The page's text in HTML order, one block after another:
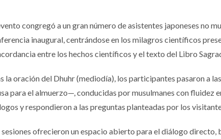
congregó a un gran número de asistentes japoneses no
inaugural, centrándose en los milagros científicos
entre los hechos científicos y el texto del Libro
la oración del Dhuhr (mediodía), los participantes pasaron a
para el almuerzo—, conducidas por musulmanes con fluidez
y respondieron a las preguntas planteadas por los
sesiones ofrecieron un espacio abierto para el diálogo